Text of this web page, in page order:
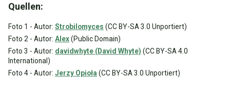
Quellen:
Foto 1 - Autor: Strobilomyces (CC BY-SA 3.0 Unportiert)
Foto 2 - Autor: Alex(Public Domain)
Foto 3 - Autor: davidwhyte (David Whyte) (CC BY-SA 4.0
International)
Foto 4 - Autor: Jerzy Opioła (CC BY-SA 3.0 Unportiert)